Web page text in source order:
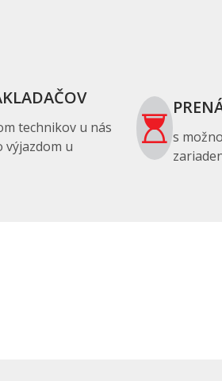
technikov u nás
výjazdom u
s